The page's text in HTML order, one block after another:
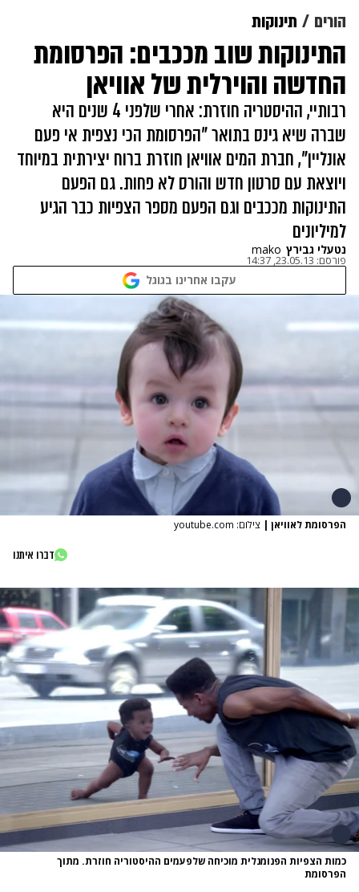
הורים תינוקות
התינוקות שוב מככבים: הפרסומת
החדשה והוירלית של אוויאן
רבותיי, ההיסטריה חוזרת: אחרי שלפני 4 שנים היא
שברה שיא גינס בתואר "הפרסומת הכי נצפית אי פעם
אונליין", חברת המים אוויאן חוזרת ברוח יצירתית במיוחד
ויוצאת עם סרטון חדש והורס לא פחות. גם הפעם
התינוקות מככבים וגם הפעם מספר הצפיות כבר הגיע
למיליונים
נטעלי גבירץ mako
פורסם: 23.05.13, 14:37
עקבו אחרינו בגוגל
הפרסומת לאוויאן | צילום: youtube.com
דברו איתנו
כמות הצפיות הפנומנלית מוכיחה שלפעמים ההיסטוריה חוזרת. מתוך
הפרסומת